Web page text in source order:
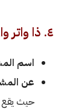
٤. ذا واتر واي الساحل
اسم
عن
حيث يقع